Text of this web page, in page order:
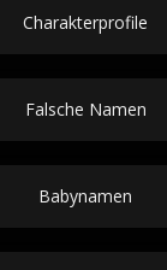
Charakterprofile
Falsche Namen
Babynamen